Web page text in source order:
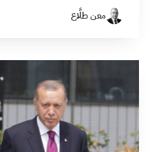
معن طلَّاع